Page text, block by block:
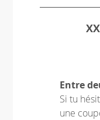
Entre
Si tu
une